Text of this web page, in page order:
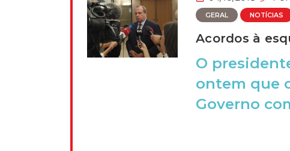
GERAL NOTÍCIAS
Acordos à
O
ontem que
Governo